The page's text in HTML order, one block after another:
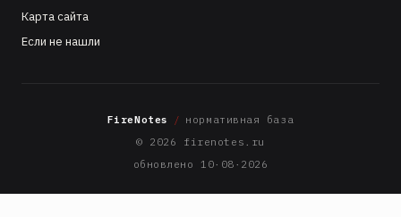
Карта сайта
Если не нашли
FireNotes / нормативная база
© 2026 firenotes.ru
обновлено 10·08·2026